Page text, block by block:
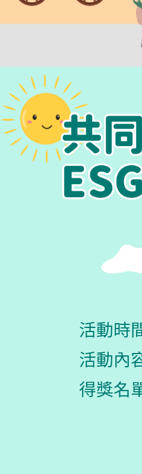
活動時
活動內
得獎名